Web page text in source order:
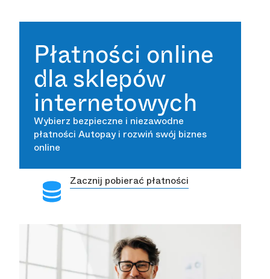
Płatności online
dla sklepów
internetowych
Wybierz bezpieczne i niezawodne
płatności Autopay i rozwiń swój biznes
online
Zacznij pobierać płatności